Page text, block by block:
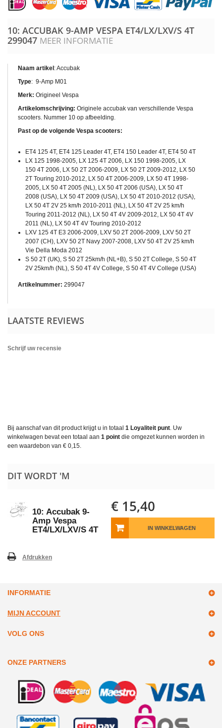
10: ACCUBAK 9-AMP VESPA ET4/LX/LXV/S 4T
299047 MEER INFORMATIE
Naam artikel : Accubak
Type: 9-Amp M01
Merk: Origineel Vespa
Artikelomschrijving: Originele accubak van verschillende Vespa
scooters. Nummer 10 op afbeelding.
Past op de volgende Vespa scooters:
ET4 125 4T, ET4 125 Leader 4T, ET4 150 Leader 4T, ET4 50 4T
LX 125 1998-2005, LX 125 4T 2006, LX 150 1998-2005, LX
150 4T 2006, LX 50 2T 2006-2009, LX 50 2T 2009-2012, LX 50
2T Touring 2010-2012, LX 50 4T 2006-2009, LX 50 4T 1998-
2005, LX 50 4T 2005 (NL), LX 50 4T 2006 (USA), LX 50 4T
2008 (USA), LX 50 4T 2009 (USA), LX 50 4T 2010-2012 (USA),
LX 50 4T 2V 25 km/h 2010-2011 (NL), LX 50 4T 2V 25 km/h
Touring 2011-2012 (NL), LX 50 4T 4V 2009-2012, LX 50 4T 4V
2011 (NL), LX 50 4T 4V Touring 2010-2012
LXV 125 4T E3 2006-2009, LXV 50 2T 2006-2009, LXV 50 2T
2007 (CH), LXV 50 2T Navy 2007-2008, LXV 50 4T 2V 25 km/h
Vie Della Moda 2012
S 50 2T (UK), S 50 2T 25km/h (NL+B), S 50 2T College, S 50 4T
2V 25km/h (NL), S 50 4T 4V College, S 50 4T 4V College (USA)
Artikelnummer: 299047
LAATSTE REVIEWS
Schrijf uw recensie
Bij aanschaf van dit product krijgt u in totaal 1 Loyaliteit punt. Uw
winkelwagen bevat een totaal aan 1 point die omgezet kunnen worden in
een waardebon van € 0,15.
DIT WORDT 'M
10: Accubak 9-
Amp Vespa
ET4/LX/LXV/S 4T
€ 15,40
IN WINKELWAGEN
Afdrukken
INFORMATIE
MIJN ACCOUNT
VOLG ONS
ONZE PARTNERS